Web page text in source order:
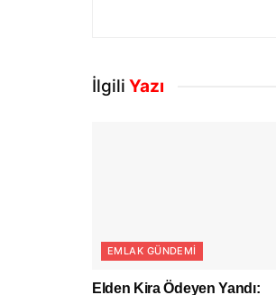
İlgili Yazı
EMLAK GÜNDEMI
Elden Kira Ödeyen Yandı: